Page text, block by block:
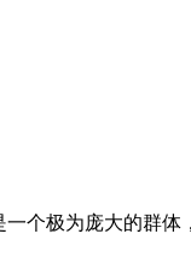
个极为庞大的群体